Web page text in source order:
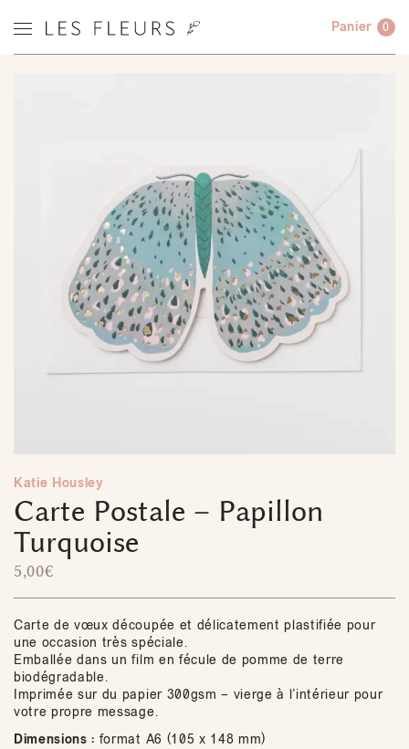
Panier 0
Katie Housley
Carte Postale – Papillon
Turquoise
5,00€
Carte de vœux découpée et délicatement plastifiée pour
une occasion très spéciale.
Emballée dans un film en fécule de pomme de terre
biodégradable.
Imprimée sur du papier 300gsm – vierge à l’intérieur pour
votre propre message.
Dimensions : format A6 (105 x 148 mm)